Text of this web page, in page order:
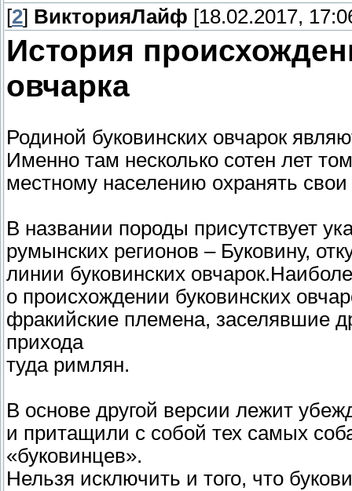
[2] ВикторияЛайф [18.02.2017,
История
овчарка
Родиной буковинских овчарок
Именно там несколько сотен лет
местному населению охранять
В названии породы присутствует
румынских регионов – Буковину,
линии буковинских
о происхождении буковинских
фракийские племена, заселявшие
прихода
туда римлян.
В основе другой версии лежит
и притащили с собой тех самых
«буковинцев».
Нельзя исключить и того, что